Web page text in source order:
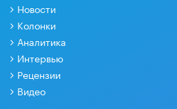
Новости
Колонки
Аналитика
Интервью
Рецензии
Видео